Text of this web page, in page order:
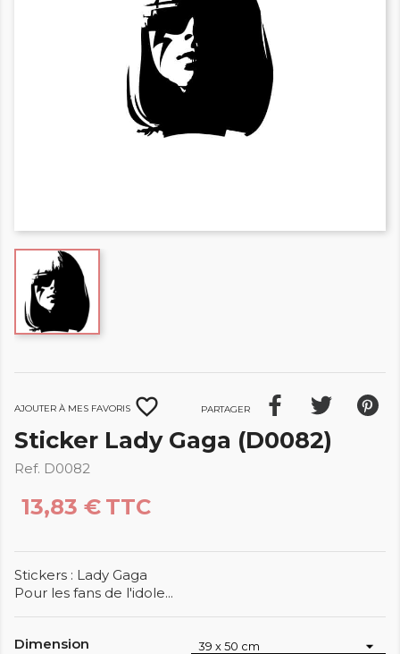
Ajouter à mes favoris favorite_border Partager
Sticker Lady Gaga (D0082)
Ref. D0082
13,83 € TTC
Stickers : Lady Gaga
Pour les fans de l'idole...
Dimension